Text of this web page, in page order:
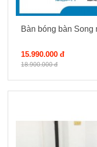
Bàn bóng bàn
15.990.000 đ
18.900.000 đ